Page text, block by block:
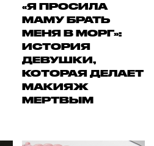
«Я ПРОСИЛА
МАМУ БРАТЬ
МЕНЯ В МОРГ»:
ИСТОРИЯ
ДЕВУШКИ,
КОТОРАЯ ДЕЛАЕТ
МАКИЯЖ
МЕРТВЫМ